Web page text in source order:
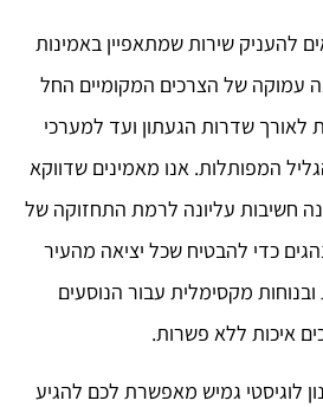
להעניק שירות שמתאפיין באמינות
עמוקה של הצרכים המקומיים החל
לאורך שדרות הגעתון ועד למערכי
המפותלות. אנו מאמינים שדווקא
חשיבות עליונה לרמת התחזוקה של
כדי להבטיח שכל יציאה מהעיר
מקסימלית עבור הנוסעים
איכות ללא פשרות.
לוגיסטי גמיש מאפשרת לכם להגיע